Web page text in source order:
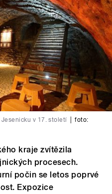
Jesenicku v 17. století
foto:
kraje zvítězila
procesech.
počin se letos poprvé
Expozice